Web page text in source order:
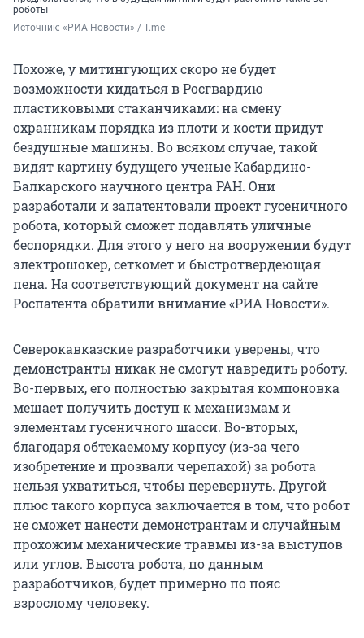
роботы
Источник: «РИА Новости» / T.me
Похоже, у митингующих скоро не будет
возможности кидаться в Росгвардию
пластиковыми стаканчиками: на смену
охранникам порядка из плоти и кости придут
бездушные машины. Во всяком случае, такой
видят картину будущего ученые Кабардино-
Балкарского научного центра РАН. Они
разработали и запатентовали проект гусеничного
робота, который сможет подавлять уличные
беспорядки. Для этого у него на вооружении будут
электрошокер, сеткомет и быстротвердеющая
пена. На соответствующий документ на сайте
Роспатента обратили внимание «РИА Новости».
Северокавказские разработчики уверены, что
демонстранты никак не смогут навредить роботу.
Во-первых, его полностью закрытая компоновка
мешает получить доступ к механизмам и
элементам гусеничного шасси. Во-вторых,
благодаря обтекаемому корпусу (из-за чего
изобретение и прозвали черепахой) за робота
нельзя ухватиться, чтобы перевернуть. Другой
плюс такого корпуса заключается в том, что робот
не сможет нанести демонстрантам и случайным
прохожим механические травмы из-за выступов
или углов. Высота робота, по данным
разработчиков, будет примерно по пояс
взрослому человеку.